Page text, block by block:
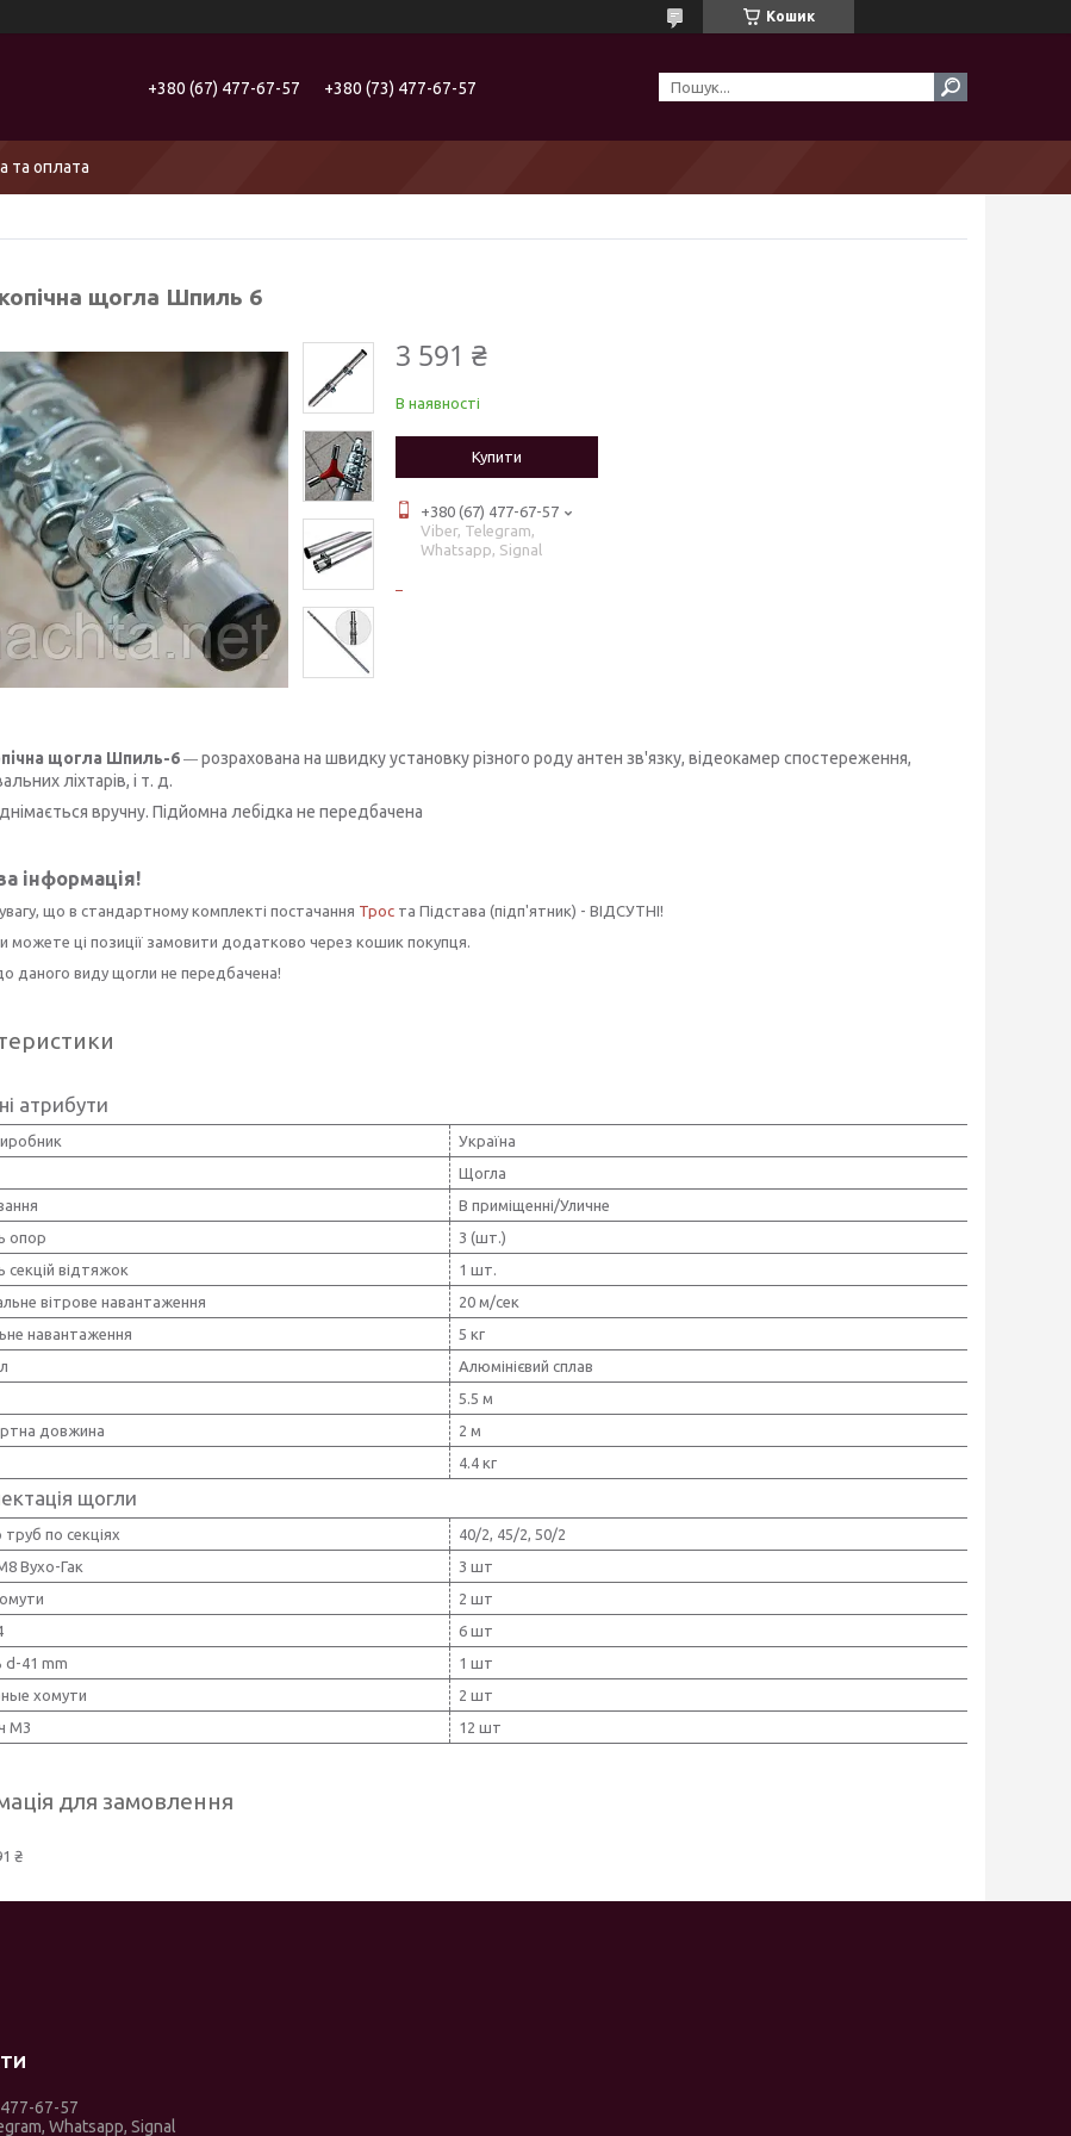
Кошик
+380 (67) 477-67-57 +380 (73) 477-67-57
та оплата
щогла Шпиль 6
3 591 ₴
В наявності
Купити
+380 (67) 477-67-57
Viber, Telegram,
Whatsapp, Signal
щогла Шпиль-6 ― розрахована на швидку установку різного роду антен зв'язку, відеокамер спостереження,
ліхтарів, і т. д.
вручну. Підйомна лебідка не передбачена
інформація!
що в стандартному комплекті постачання Трос та Підстава (підп'ятник) - ВІДСУТНІ!
можете ці позиції замовити додатково через кошик покупця.
даного виду щогли не передбачена!
атрибути
Україна
Щогла
В приміщенні/Уличне
опор
3 (шт.)
секцій відтяжок
1 шт.
вітрове навантаження
20 м/сек
навантаження
5 кг
Алюмінієвий сплав
5.5 м
довжина
2 м
4.4 кг
щогли
по секціях
40/2, 45/2, 50/2
Вухо-Гак
3 шт
2 шт
6 шт
d-41 mm
1 шт
хомути
2 шт
М3
12 шт
для замовлення
₴
67-57
Whatsapp, Signal